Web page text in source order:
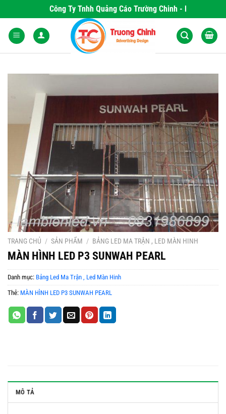
to
content
Công Ty Tnhh Quảng Cáo Trường Chinh - Nơi Khơi
TRANG CHỦ / SẢN PHẨM / BẢNG LED MA TRẬN , LED MÀN HINH
MÀN HÌNH LED P3 SUNWAH PEARL
Danh mục: Bảng Led Ma Trận , Led Màn Hinh
Thẻ: MÀN HÌNH LED P3 SUNWAH PEARL
MÔ TẢ